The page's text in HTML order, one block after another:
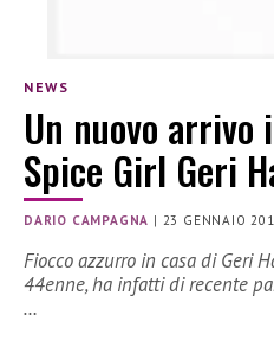
NEWS
Un nuovo arrivo
Spice Girl Geri
DARIO CAMPAGNA | 23 GENNAIO
Fiocco azzurro in casa di Geri
44enne, ha infatti di recente
…